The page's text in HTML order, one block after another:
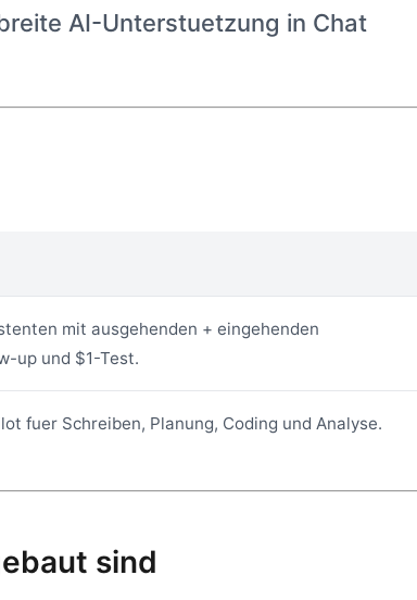
AI-Unterstuetzung in Chat
mit ausgehenden + eingehenden
up und $1-Test.
fuer Schreiben, Planung, Coding und Analyse.
sind